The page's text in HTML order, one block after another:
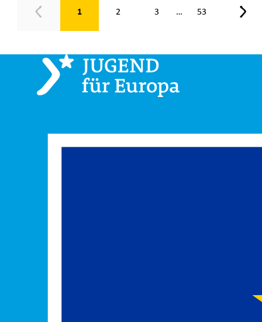
Zurück 1 2 3 … 53